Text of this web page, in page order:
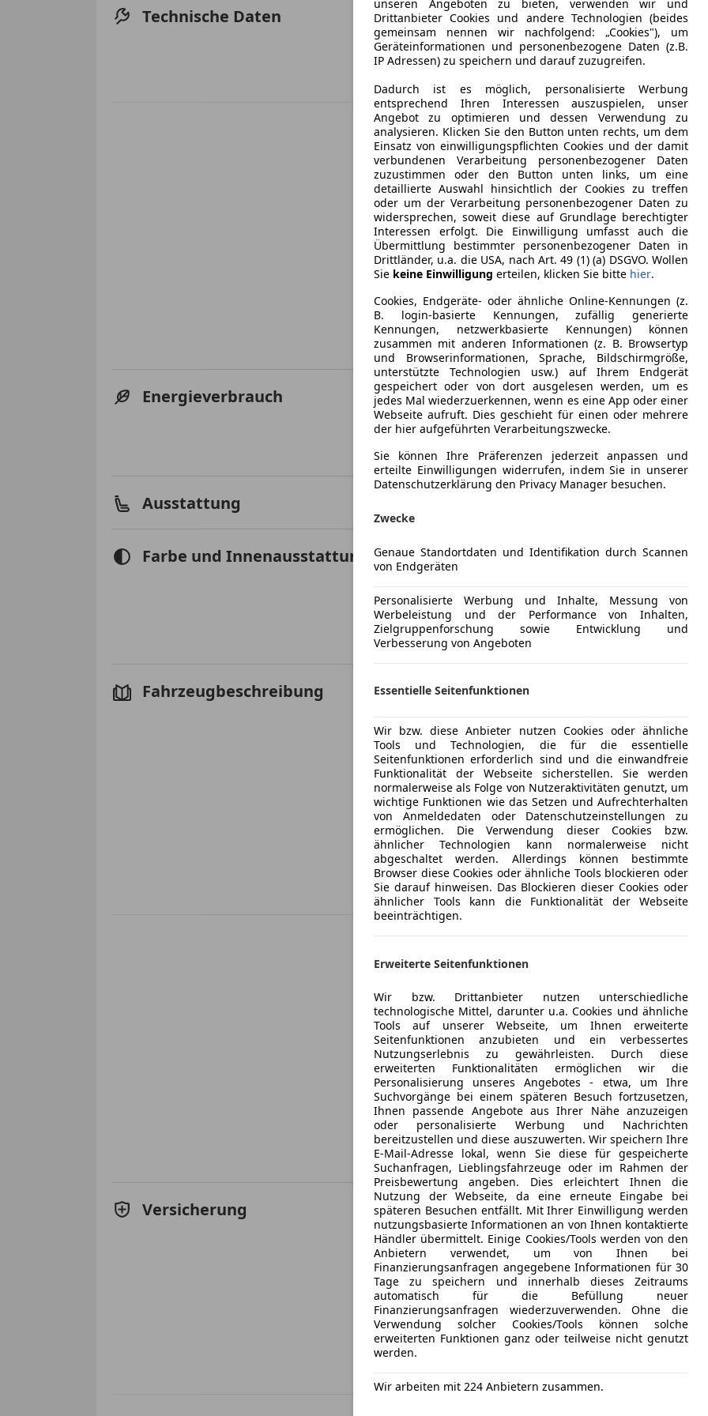
Technische Daten Getriebe
Gänge
6
Leergewicht
Energieverbrauch Kraftstoff
Diesel
Kraftstoffverbrauch
CO₂-Emissionen
134 g/km
Ausstattung
Start/
Tempomat
USB
Sicherheit
ABS
ESP
LED-
Extras
Schiebetür
Farbe und Innenausstattung Außenfarbe
Weiß
Farbe der Innenausstattung
Schwarz
Innenausstattung
Fahrzeugbeschreibung
Vereinbaren Sie mit Hr. Steinbauer 0316/686808-
Vogl & Co – Ihr Mobilitätspartner seit 1919 auf 16
Burgenland und Niederösterreich
- 1000 Gebraucht- und Jungfahrzeuge lagernd
- Persönliche Beratung durch kompetente
Automobilverkäufer vor Ort
- Von Meisterhand geprüft mit 120 Punkte Check
- 12 Monate All-In Garantie
- Nach Kauf Betreuung Ihres Autos durch unsere
Fachwerkstätten inkl. Lack- u. Spenglerei,
Reifeneinlagerung, Pickerl
- Eintausch Ihres alten Fahrzeugs zu fairen
ohne Anzahlung
Mehr anzeigen
Versicherung Kfz-Versicherung
Versicherungsschutz an Ihre Bedürfnisse
Freischaden-Gutschein ab Stufe 0
Auto einfach online versichern & Rabatt holen
unseren Angeboten zu bieten, verwenden wir und
Drittanbieter Cookies und andere Technologien (beides
gemeinsam nennen wir nachfolgend: „Cookies"), um
Geräteinformationen und personenbezogene Daten (z.B.
IP Adressen) zu speichern und darauf zuzugreifen.
Dadurch ist es möglich, personalisierte Werbung
entsprechend Ihren Interessen auszuspielen, unser
Angebot zu optimieren und dessen Verwendung zu
analysieren. Klicken Sie den Button unten rechts, um dem
Einsatz von einwilligungspflichten Cookies und der damit
verbundenen Verarbeitung personenbezogener Daten
zuzustimmen oder den Button unten links, um eine
detaillierte Auswahl hinsichtlich der Cookies zu treffen
oder um der Verarbeitung personenbezogener Daten zu
widersprechen, soweit diese auf Grundlage berechtigter
Interessen erfolgt. Die Einwilligung umfasst auch die
Übermittlung bestimmter personenbezogener Daten in
Drittländer, u.a. die USA, nach Art. 49 (1) (a) DSGVO. Wollen
Sie keine Einwilligung erteilen, klicken Sie bitte hier.
Cookies, Endgeräte- oder ähnliche Online-Kennungen (z.
B. login-basierte Kennungen, zufällig generierte
Kennungen, netzwerkbasierte Kennungen) können
zusammen mit anderen Informationen (z. B. Browsertyp
und Browserinformationen, Sprache, Bildschirmgröße,
unterstützte Technologien usw.) auf Ihrem Endgerät
gespeichert oder von dort ausgelesen werden, um es
jedes Mal wiederzuerkennen, wenn es eine App oder einer
Webseite aufruft. Dies geschieht für einen oder mehrere
der hier aufgeführten Verarbeitungszwecke.
Sie können Ihre Präferenzen jederzeit anpassen und
erteilte Einwilligungen widerrufen, indem Sie in unserer
Datenschutzerklärung den Privacy Manager besuchen.
Zwecke
Genaue Standortdaten und Identifikation durch Scannen
von Endgeräten
Personalisierte Werbung und Inhalte, Messung von
Werbeleistung und der Performance von Inhalten,
Zielgruppenforschung sowie Entwicklung und
Verbesserung von Angeboten
Essentielle Seitenfunktionen
Wir bzw. diese Anbieter nutzen Cookies oder ähnliche
Tools und Technologien, die für die essentielle
Seitenfunktionen erforderlich sind und die einwandfreie
Funktionalität der Webseite sicherstellen. Sie werden
normalerweise als Folge von Nutzeraktivitäten genutzt, um
wichtige Funktionen wie das Setzen und Aufrechterhalten
von Anmeldedaten oder Datenschutzeinstellungen zu
ermöglichen. Die Verwendung dieser Cookies bzw.
ähnlicher Technologien kann normalerweise nicht
abgeschaltet werden. Allerdings können bestimmte
Browser diese Cookies oder ähnliche Tools blockieren oder
Sie darauf hinweisen. Das Blockieren dieser Cookies oder
ähnlicher Tools kann die Funktionalität der Webseite
beeinträchtigen.
Erweiterte Seitenfunktionen
Wir bzw. Drittanbieter nutzen unterschiedliche
technologische Mittel, darunter u.a. Cookies und ähnliche
Tools auf unserer Webseite, um Ihnen erweiterte
Seitenfunktionen anzubieten und ein verbessertes
Nutzungserlebnis zu gewährleisten. Durch diese
erweiterten Funktionalitäten ermöglichen wir die
Personalisierung unseres Angebotes - etwa, um Ihre
Suchvorgänge bei einem späteren Besuch fortzusetzen,
Ihnen passende Angebote aus Ihrer Nähe anzuzeigen
oder personalisierte Werbung und Nachrichten
bereitzustellen und diese auszuwerten. Wir speichern Ihre
E-Mail-Adresse lokal, wenn Sie diese für gespeicherte
Suchanfragen, Lieblingsfahrzeuge oder im Rahmen der
Preisbewertung angeben. Dies erleichtert Ihnen die
Nutzung der Webseite, da eine erneute Eingabe bei
späteren Besuchen entfällt. Mit Ihrer Einwilligung werden
nutzungsbasierte Informationen an von Ihnen kontaktierte
Händler übermittelt. Einige Cookies/Tools werden von den
Anbietern verwendet, um von Ihnen bei
Finanzierungsanfragen angegebene Informationen für 30
Tage zu speichern und innerhalb dieses Zeitraums
automatisch für die Befüllung neuer
Finanzierungsanfragen wiederzuverwenden. Ohne die
Verwendung solcher Cookies/Tools können solche
erweiterten Funktionen ganz oder teilweise nicht genutzt
werden.
Wir arbeiten mit 224 Anbietern zusammen.